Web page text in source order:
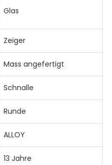
Glas
Zeiger
Mass angefertigt
Schnalle
Runde
ALLOY
13 Jahre